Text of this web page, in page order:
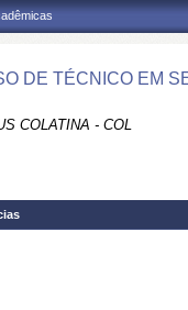
DE TÉCNICO EM
COLATINA - COL